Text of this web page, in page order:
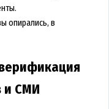
опирались, в
и СМИ